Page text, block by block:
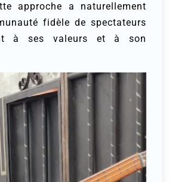
approche a naturellement
fidèle de spectateurs
à ses valeurs et à son